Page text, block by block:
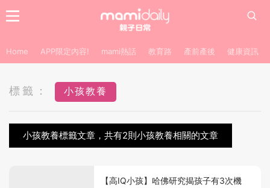
Home APP限定內容! mami熱話 教育路 產前產後 健康資訊
標籤： 小孩教養
小孩教養標籤文章，共有2則小孩教養相關的文章
【高IQ小孩】哈佛研究揭孩子有3次機